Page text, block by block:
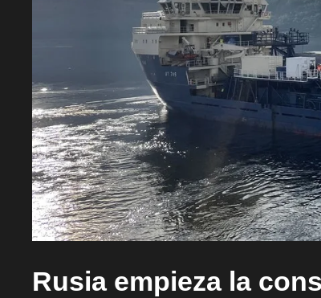
Rusia empieza la